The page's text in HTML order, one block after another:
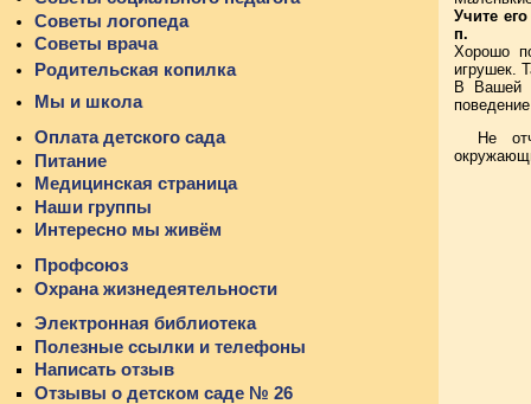
Советы логопеда
Советы врача
Родительская копилка
Мы и школа
Оплата детского сада
Питание
Медицинская страница
Наши группы
Интересно мы живём
Профсоюз
Охрана жизнедеятельности
Электронная библиотека
Полезные ссылки и телефоны
Написать отзыв
Отзывы о детском саде № 26
Учите
п.
Хорошо
игрушек.
В Вашей
Не